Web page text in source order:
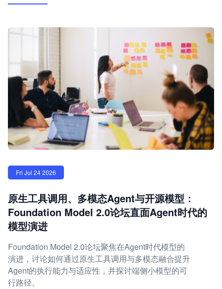
Fri Jul 24 2026
原生工具调用、多模态Agent与开源模型：
Foundation Model 2.0论坛直面Agent时代的
模型演进
Foundation Model 2.0论坛聚焦在Agent时代模型的
演进，讨论如何通过原生工具调用与多模态融合提升
Agent的执行能力与适应性，并探讨端侧小模型的可
行路径。